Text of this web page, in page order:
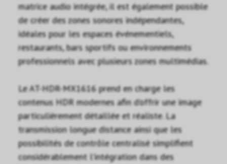
matrice audio intégrée, il est également possible
de créer des zones sonores indépendantes,
idéales pour les espaces événementiels,
restaurants, bars sportifs ou environnements
professionnels avec plusieurs zones multimédias.
Le AT-HDR-MX1616 prend en charge les
contenus HDR modernes afin d’offrir une image
particulièrement détaillée et réaliste. La
transmission longue distance ainsi que les
possibilités de contrôle centralisé simplifient
considérablement l’intégration dans des